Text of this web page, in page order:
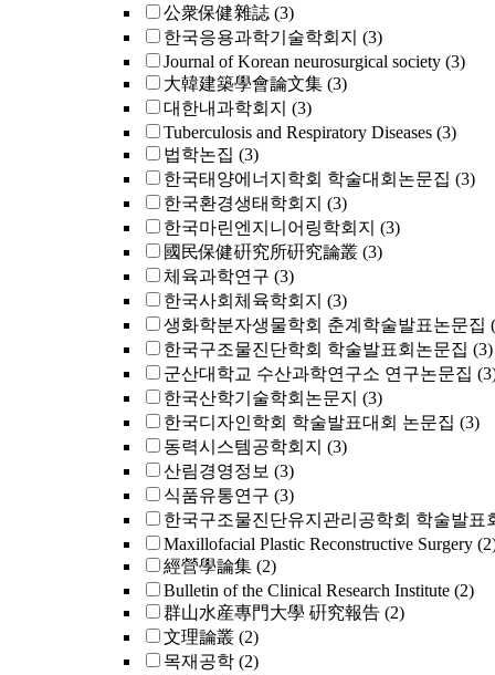
公衆保健雜誌 (3)
한국응용과학기술학회지 (3)
Journal of Korean neurosurgical society (3)
大韓建築學會論文集 (3)
대한내과학회지 (3)
Tuberculosis and Respiratory Diseases (3)
법학논집 (3)
한국태양에너지학회 학술대회논문집 (3)
한국환경생태학회지 (3)
한국마린엔지니어링학회지 (3)
國民保健硏究所硏究論叢 (3)
체육과학연구 (3)
한국사회체육학회지 (3)
생화학분자생물학회 춘계학술발표논문집
한국구조물진단학회 학술발표회논문집 (3)
군산대학교 수산과학연구소 연구논문집
한국산학기술학회논문지 (3)
한국디자인학회 학술발표대회 논문집 (3)
동력시스템공학회지 (3)
산림경영정보 (3)
식품유통연구 (3)
한국구조물진단유지관리공학회 학술발표
Maxillofacial Plastic Reconstructive Surgery
經營學論集 (2)
Bulletin of the Clinical Research Institute (2)
群山水産專門大學 硏究報告 (2)
文理論叢 (2)
목재공학 (2)